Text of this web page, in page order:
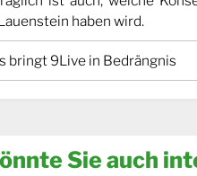
haben wird.
bringt 9Live in Bedrängnis
Sie auch